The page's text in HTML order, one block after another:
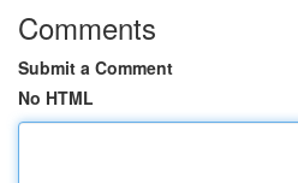
Comments
Submit a Comment
No HTML